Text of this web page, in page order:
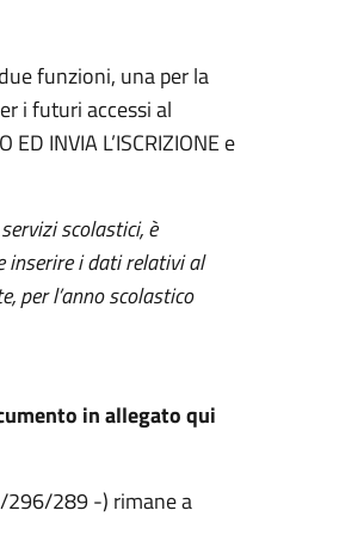
funzioni, una per la
i futuri accessi al
INVIA L’ISCRIZIONE e
scolastici, è
inserire i dati relativi al
per l’anno scolastico
in allegato qui
289 -) rimane a